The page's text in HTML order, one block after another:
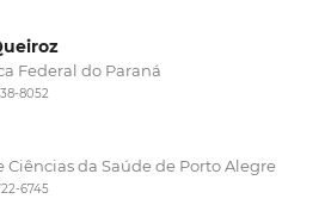
Federal do Paraná
8052
da Saúde de Porto Alegre
6745